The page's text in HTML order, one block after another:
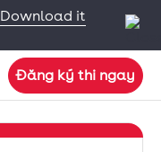
Download it
Đăng ký thi ngay